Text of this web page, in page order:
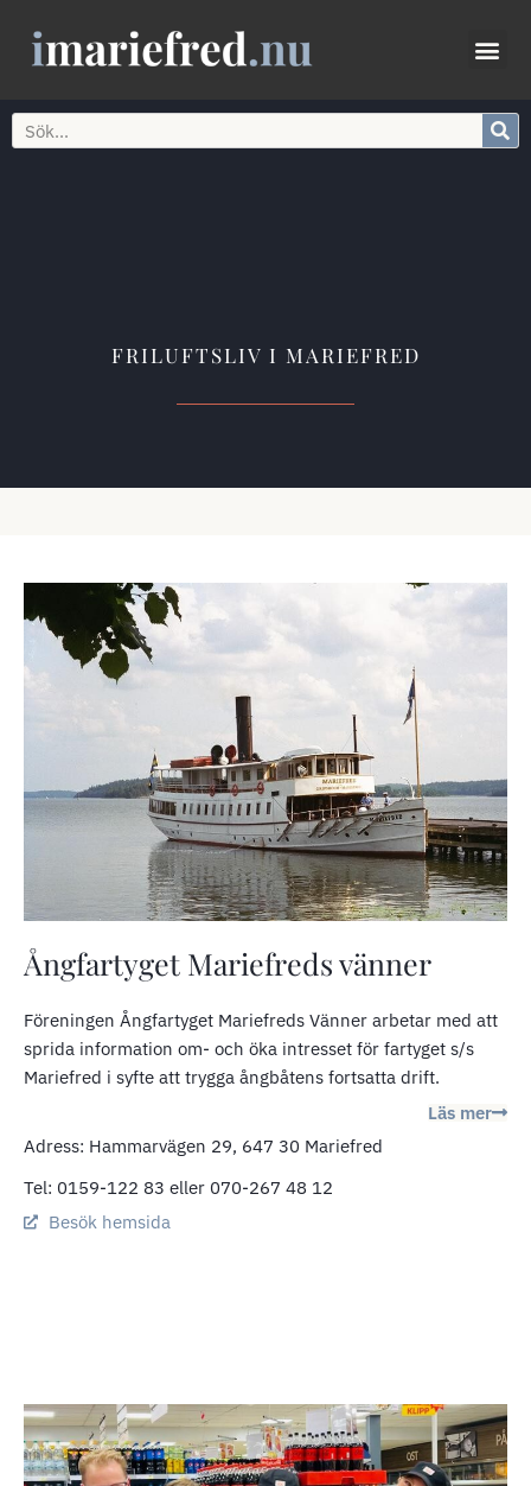
FRILUFTSLIV I MARIEFRED
Ångfartyget Mariefreds vänner
Föreningen Ångfartyget Mariefreds Vänner arbetar med att
sprida information om- och öka intresset för fartyget s/s
Mariefred i syfte att trygga ångbåtens fortsatta drift.
Läs mer
Adress: Hammarvägen 29, 647 30 Mariefred
Tel: 0159-122 83 eller 070-267 48 12
Besök hemsida